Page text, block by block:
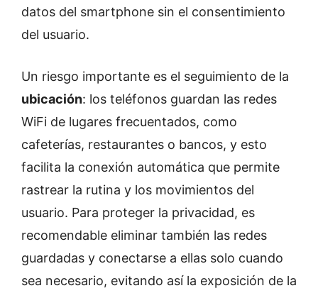
datos del smartphone sin el consentimiento
del usuario.
Un riesgo importante es el seguimiento de la
ubicación: los teléfonos guardan las redes
WiFi de lugares frecuentados, como
cafeterías, restaurantes o bancos, y esto
facilita la conexión automática que permite
rastrear la rutina y los movimientos del
usuario. Para proteger la privacidad, es
recomendable eliminar también las redes
guardadas y conectarse a ellas solo cuando
sea necesario, evitando así la exposición de la